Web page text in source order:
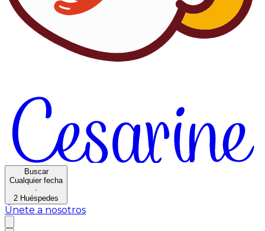
Buscar
Cualquier fecha
·
2 Huéspedes
Únete a nosotros